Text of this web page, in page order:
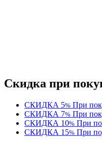
Скидка при
СКИДКА 5% При
СКИДКА 7% При
СКИДКА 10% При
СКИДКА 15% При